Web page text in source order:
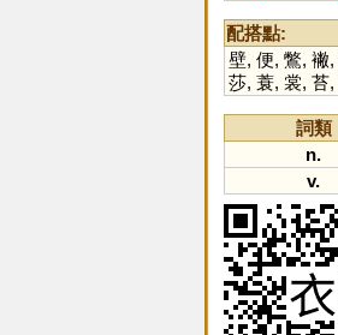
配搭點:
壁, 便, 鷩, 襒,
莎, 蓑, 裳, 苔,
詞類
n.
v.